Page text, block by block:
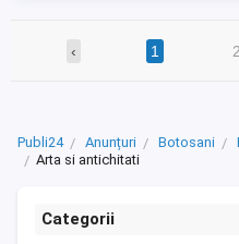
‹ 1 2
Publi24 Anunțuri Botosani
Arta si antichitati
Categorii